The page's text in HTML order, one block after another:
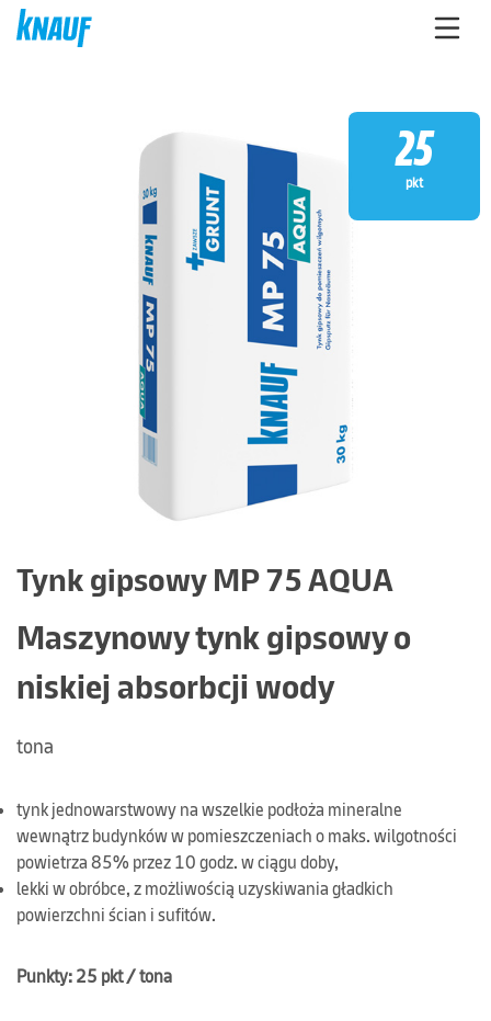
25
pkt
Tynk gipsowy MP 75 AQUA
Maszynowy tynk gipsowy o
niskiej absorbcji wody
tona
tynk jednowarstwowy na wszelkie podłoża mineralne
wewnątrz budynków w pomieszczeniach o maks. wilgotności
powietrza 85% przez 10 godz. w ciągu doby,
lekki w obróbce, z możliwością uzyskiwania gładkich
powierzchni ścian i sufitów.
Punkty: 25 pkt / tona